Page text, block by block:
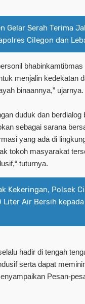
Gelar Serah Terima
Cilegon dan
menjalin kedekatan
binaannya,” ujarnya.
duduk dan
sebagai sarana
yang ada di
tokoh masyarakat
tuturnya.
Kekeringan, Polsek
Air Bersih
hadir di tengah
serta dapat
Pesan-